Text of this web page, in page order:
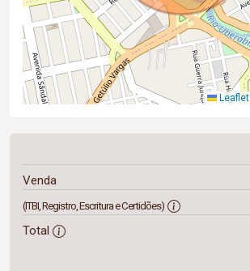
Leaflet
Venda
(ITBI, Registro, Escritura e Certidões)
Total